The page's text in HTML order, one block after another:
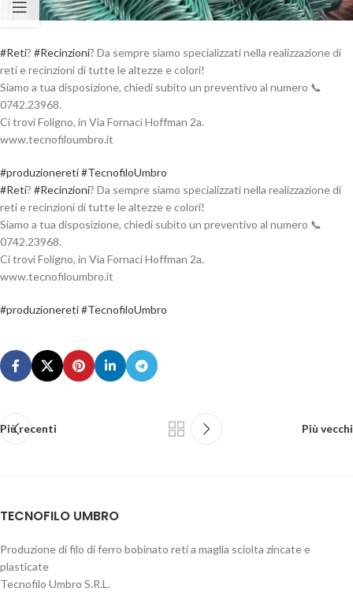
#Reti? #Recinzioni? Da sempre siamo specializzati nella realizzazione di
reti e recinzioni di tutte le altezze e colori!
Siamo a tua disposizione, chiedi subito un preventivo al numero 📞
0742.23968.
Ci trovi Foligno, in Via Fornaci Hoffman 2a.
www.tecnofiloumbro.it
#produzionereti#TecnofiloUmbro
#Reti? #Recinzioni? Da sempre siamo specializzati nella realizzazione di
reti e recinzioni di tutte le altezze e colori!
Siamo a tua disposizione, chiedi subito un preventivo al numero 📞
0742.23968.
Ci trovi Foligno, in Via Fornaci Hoffman 2a.
www.tecnofiloumbro.it
#produzionereti#TecnofiloUmbro
Più recenti Più vecchi
TECNOFILO UMBRO
Produzione di filo di ferro bobinato reti a maglia sciolta zincate e
plasticate
Tecnofilo Umbro S.R.L.